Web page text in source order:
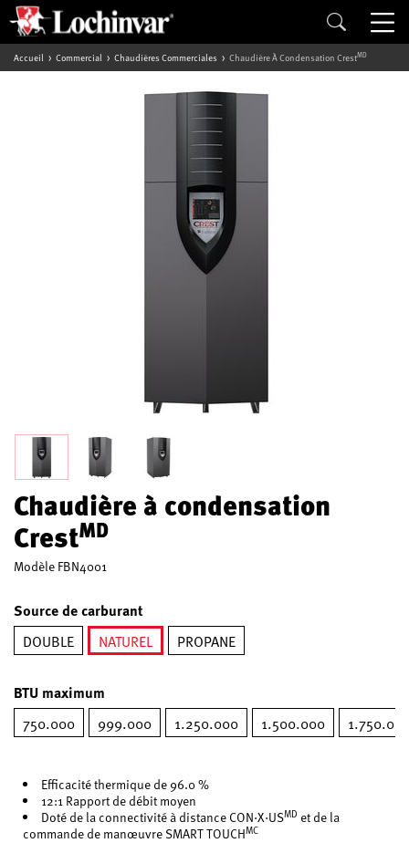
Accueil Commercial Chaudières Commerciales Chaudière À Condensation CrestMD
Chaudière à condensation
CrestMD
Modèle FBN4001
Source de carburant
DOUBLE
NATUREL
PROPANE
BTU maximum
750.000 999.000 1.250.000 1.500.000
Efficacité thermique de 96.0 %
12:1 Rapport de débit moyen
Doté de la connectivité à distance CON·X·USMD et de la
commande de manœuvre SMART TOUCHMC